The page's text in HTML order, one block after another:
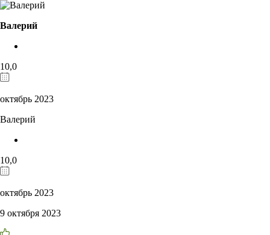
Валерий
10,0
октябрь 2023
Валерий
10,0
октябрь 2023
9 октября 2023